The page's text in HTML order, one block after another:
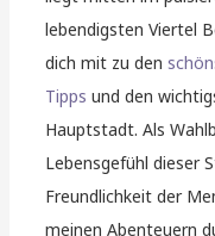
lebendigsten Viertel
dich mit zu den
Tipps und den
Hauptstadt. Als
Lebensgefühl dieser
Freundlichkeit der
meinen Abenteuern